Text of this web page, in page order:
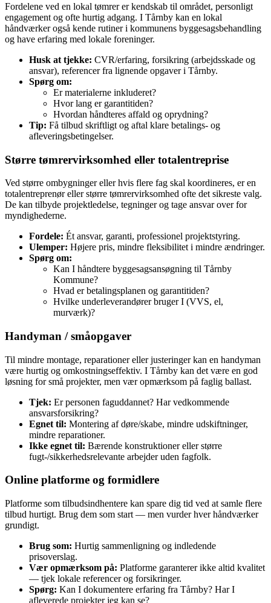
Fordelene ved en lokal tømrer er kendskab til området, personligt
engagement og ofte hurtig adgang. I Tårnby kan en lokal
håndværker også kende rutiner i kommunens byggesagsbehandling
og have erfaring med lokale foreninger.
Husk at tjekke: CVR/erfaring, forsikring (arbejdsskade og
ansvar), referencer fra lignende opgaver i Tårnby.
Spørg om:
Er materialerne inkluderet?
Hvor lang er garantitiden?
Hvordan håndteres affald og oprydning?
Tip: Få tilbud skriftligt og aftal klare betalings‑ og
afleveringsbetingelser.
Større tømrervirksomhed eller totalentreprise
Ved større ombygninger eller hvis flere fag skal koordineres, er en
totalentreprenør eller større tømrervirksomhed ofte det sikreste valg.
De kan tilbyde projektledelse, tegninger og tage ansvar over for
myndighederne.
Fordele: Ét ansvar, garanti, professionel projektstyring.
Ulemper: Højere pris, mindre fleksibilitet i mindre ændringer.
Spørg om:
Kan I håndtere byggesagsansøgning til Tårnby
Kommune?
Hvad er betalingsplanen og garantitiden?
Hvilke underleverandører bruger I (VVS, el,
murværk)?
Handyman / småopgaver
Til mindre montage, reparationer eller justeringer kan en handyman
være hurtig og omkostningseffektiv. I Tårnby kan det være en god
løsning for små projekter, men vær opmærksom på faglig ballast.
Tjek: Er personen faguddannet? Har vedkommende
ansvarsforsikring?
Egnet til: Montering af døre/skabe, mindre udskiftninger,
mindre reparationer.
Ikke egnet til: Bærende konstruktioner eller større
fugt‑/sikkerhedsrelevante arbejder uden fagfolk.
Online platforme og formidlere
Platforme som tilbudsindhentere kan spare dig tid ved at samle flere
tilbud hurtigt. Brug dem som start — men vurder hver håndværker
grundigt.
Brug som: Hurtig sammenligning og indledende
prisoverslag.
Vær opmærksom på: Platforme garanterer ikke altid kvalitet
— tjek lokale referencer og forsikringer.
Spørg: Kan I dokumentere erfaring fra Tårnby? Har I
afleverede projekter jeg kan se?